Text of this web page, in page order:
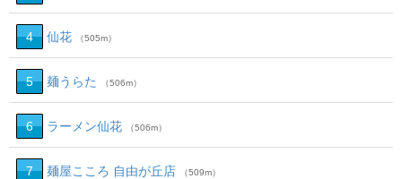
4 仙花 （505m）
5 麺うらた （506m）
6 ラーメン仙花 （506m）
7 麺屋こころ 自由が丘店 （509m）